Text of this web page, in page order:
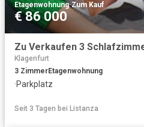
Etagenwohnung·Zum Kauf
€ 86 000
Klagenfurt
3 ZimmerEtagenwohnung
·Parkplatz
Seit 3 Tagen bei Listanza